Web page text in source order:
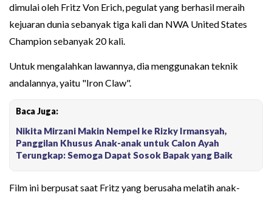
dimulai oleh Fritz Von Erich, pegulat yang berhasil meraih
kejuaran dunia sebanyak tiga kali dan NWA United States
Champion sebanyak 20 kali.
Untuk mengalahkan lawannya, dia menggunakan teknik
andalannya, yaitu "Iron Claw".
Baca Juga:
Nikita Mirzani Makin Nempel ke Rizky Irmansyah,
Panggilan Khusus Anak-anak untuk Calon Ayah
Terungkap: Semoga Dapat Sosok Bapak yang Baik
Film ini berpusat saat Fritz yang berusaha melatih anak-